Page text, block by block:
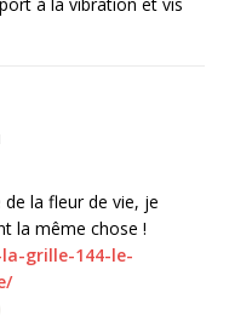
de la fleur de vie, je
la même chose !
grille-144-le-